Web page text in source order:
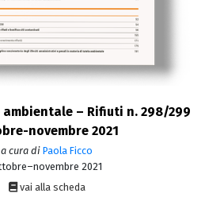
ambientale – Rifiuti n. 298/299
novembre 2021
a cura di Paola Ficco
2021
vai alla scheda